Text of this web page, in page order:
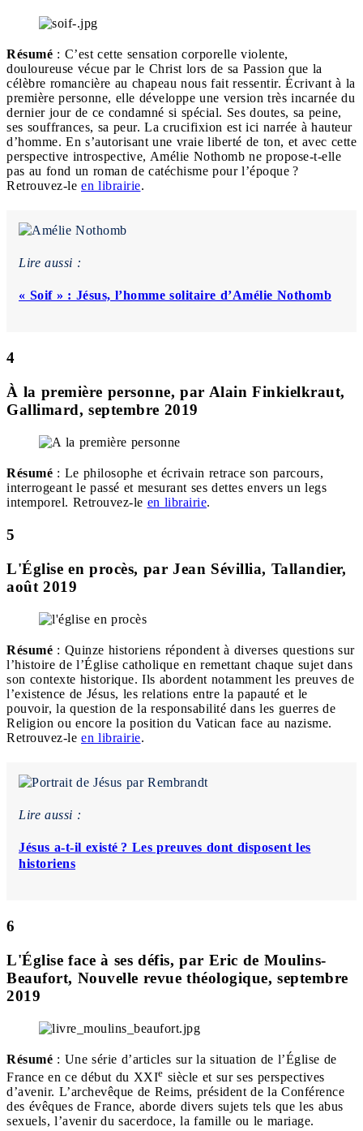
Résumé : C’est cette sensation corporelle violente,
douloureuse vécue par le Christ lors de sa Passion que la
célèbre romancière au chapeau nous fait ressentir. Écrivant à la
première personne, elle développe une version très incarnée du
dernier jour de ce condamné si spécial. Ses doutes, sa peine,
ses souffrances, sa peur. La crucifixion est ici narrée à hauteur
d’homme. En s’autorisant une vraie liberté de ton, et avec cette
perspective introspective, Amélie Nothomb ne propose-t-elle
pas au fond un roman de catéchisme pour l’époque ?
Retrouvez-le en librairie.
Lire aussi :
« Soif » : Jésus, l’homme solitaire d’Amélie Nothomb
4
À la première personne, par Alain Finkielkraut,
Gallimard, septembre 2019
Résumé : Le philosophe et écrivain retrace son parcours,
interrogeant le passé et mesurant ses dettes envers un legs
intemporel. Retrouvez-le en librairie.
5
L'Église en procès, par Jean Sévillia, Tallandier,
août 2019
Résumé : Quinze historiens répondent à diverses questions sur
l’histoire de l’Église catholique en remettant chaque sujet dans
son contexte historique. Ils abordent notamment les preuves de
l’existence de Jésus, les relations entre la papauté et le
pouvoir, la question de la responsabilité dans les guerres de
Religion ou encore la position du Vatican face au nazisme.
Retrouvez-le en librairie.
Lire aussi :
Jésus a-t-il existé ? Les preuves dont disposent les
historiens
6
L'Église face à ses défis, par Eric de Moulins-
Beaufort, Nouvelle revue théologique, septembre
2019
Résumé : Une série d’articles sur la situation de l’Église de
France en ce début du XXIe siècle et sur ses perspectives
d’avenir. L’archevêque de Reims, président de la Conférence
des évêques de France, aborde divers sujets tels que les abus
sexuels, l’avenir du sacerdoce, la famille ou le mariage.